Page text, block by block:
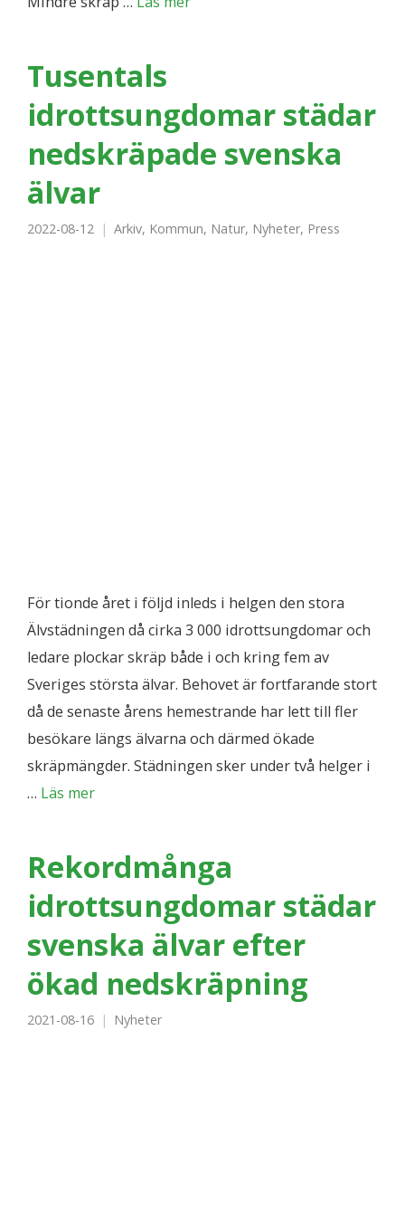
Tusentals
idrottsungdomar städar
nedskräpade svenska
älvar
2022-08-12 Arkiv, Kommun, Natur, Nyheter, Press
För tionde året i följd inleds i helgen den stora
Älvstädningen då cirka 3 000 idrottsungdomar och
ledare plockar skräp både i och kring fem av
Sveriges största älvar. Behovet är fortfarande stort
då de senaste årens hemestrande har lett till fler
besökare längs älvarna och därmed ökade
skräpmängder. Städningen sker under två helger i
… Läs mer
Rekordmånga
idrottsungdomar städar
svenska älvar efter
ökad nedskräpning
2021-08-16 Nyheter